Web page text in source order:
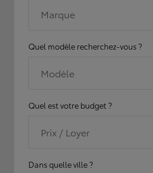
Marque
Quel modèle recherchez-vous ?
Modèle
Quel est votre budget ?
Prix / Loyer
Dans quelle ville ?